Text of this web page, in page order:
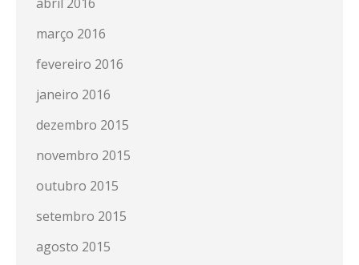
março 2016
fevereiro 2016
janeiro 2016
dezembro 2015
novembro 2015
outubro 2015
setembro 2015
agosto 2015